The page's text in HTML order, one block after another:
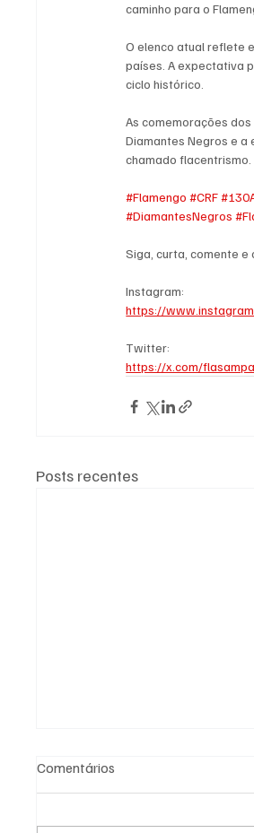
caminho para o
O elenco atual reflete
países. A expectativa
ciclo histórico.
As comemorações
Diamantes Negros e
chamado flacentrismo.
#Flamengo #CRF
#DiamantesNegros
Siga, curta, comente e
Instagram:
https://
Twitter:
https://x.com/
Posts recentes
Comentários